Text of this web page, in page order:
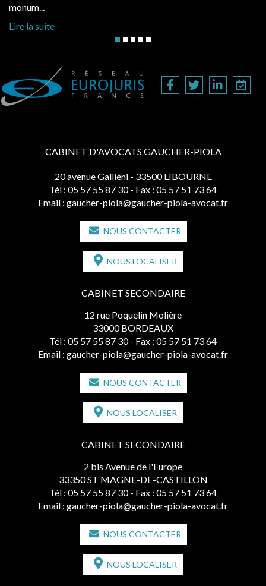
monum...
Lire la suite
CABINET D'AVOCATS GAUCHER-PIOLA
20 avenue Galliéni - 33500 LIBOURNE
Tél : 05 57 55 87 30 - Fax : 05 57 51 73 64
Email : gaucher-piola@gaucher-piola-avocat.fr
NOUS CONTACTER
NOUS LOCALISER
CABINET SECONDAIRE
12 rue Poquelin Molière
33000 BORDEAUX
Tél : 05 57 55 87 30 - Fax : 05 57 51 73 64
Email : gaucher-piola@gaucher-piola-avocat.fr
NOUS CONTACTER
NOUS LOCALISER
CABINET SECONDAIRE
2 bis Avenue de l'Europe
33350 ST MAGNE-DE-CASTILLON
Tél : 05 57 55 87 30 - Fax : 05 57 51 73 64
Email : gaucher-piola@gaucher-piola-avocat.fr
NOUS CONTACTER
NOUS LOCALISER